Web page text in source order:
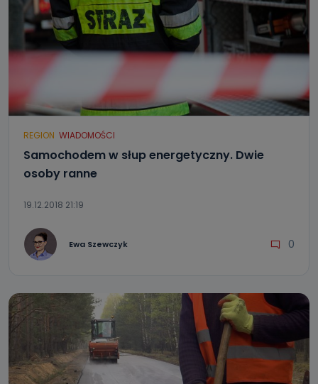
REGION WIADOMOŚCI
Samochodem w słup energetyczny. Dwie
osoby ranne
19.12.2018 21:19
Ewa Szewczyk 0